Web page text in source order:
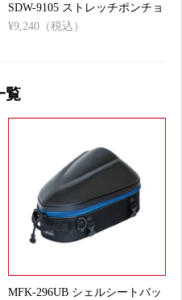
SDW-9105 ストレッチポンチョ
¥9,240（税込）
覧
MFK-296UB シェルシートバッ